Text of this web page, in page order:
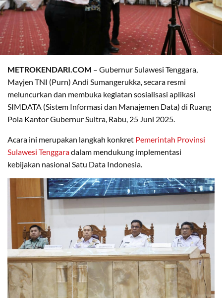
METROKENDARI.COM – Gubernur Sulawesi Tenggara,
Mayjen TNI (Purn) Andi Sumangerukka, secara resmi
meluncurkan dan membuka kegiatan sosialisasi aplikasi
SIMDATA (Sistem Informasi dan Manajemen Data) di Ruang
Pola Kantor Gubernur Sultra, Rabu, 25 Juni 2025.
Acara ini merupakan langkah konkret Pemerintah Provinsi
Sulawesi Tenggaradalam mendukung implementasi
kebijakan nasional Satu Data Indonesia.